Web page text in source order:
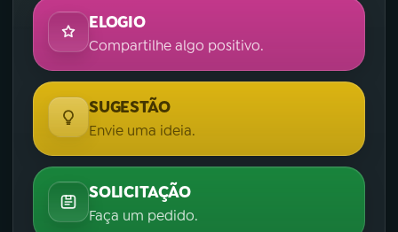
ELOGIO
Compartilhe algo positivo.
SUGESTÃO
Envie uma ideia.
SOLICITAÇÃO
Faça um pedido.